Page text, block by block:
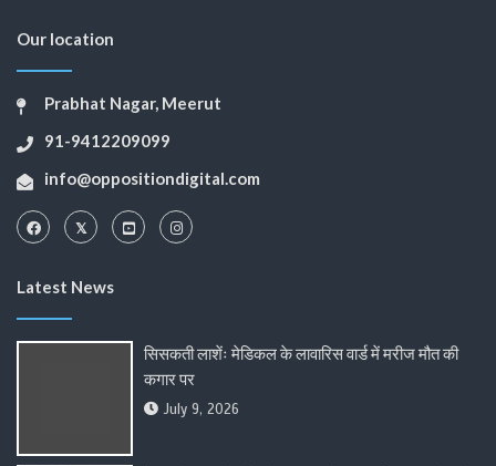
Our location
Prabhat Nagar, Meerut
91-9412209099
info@oppositiondigital.com
Latest News
सिसकती लाशेंः मेडिकल के लावारिस वार्ड में मरीज मौत की
कगार पर
July 9, 2026